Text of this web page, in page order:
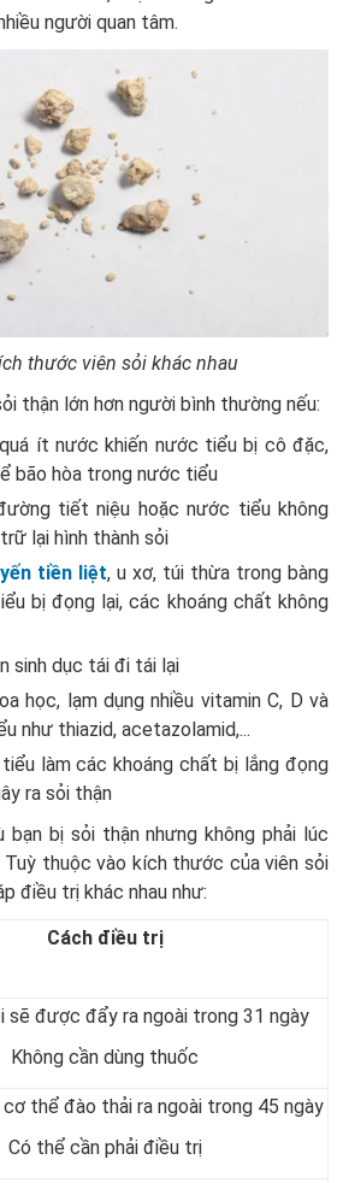
người quan tâm.
thước viên sỏi khác nhau
thận lớn hơn người bình thường nếu:
ít nước khiến nước tiểu bị cô đặc,
bão hòa trong nước tiểu
tiết niệu hoặc nước tiểu không
lại hình thành sỏi
tiền liệt, u xơ, túi thừa trong bàng
bị đọng lại, các khoáng chất không
sinh dục tái đi tái lại
học, lạm dụng nhiều vitamin C, D và
như thiazid, acetazolamid,...
làm các khoáng chất bị lắng đọng
ra sỏi thận
bị sỏi thận nhưng không phải lúc
thuộc vào kích thước của viên sỏi
điều trị khác nhau như:
Cách điều trị
sẽ được đẩy ra ngoài trong 31 ngày
Không cần dùng thuốc
thể đào thải ra ngoài trong 45 ngày
Có thể cần phải điều trị